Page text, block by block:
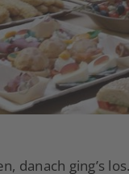
danach ging’s